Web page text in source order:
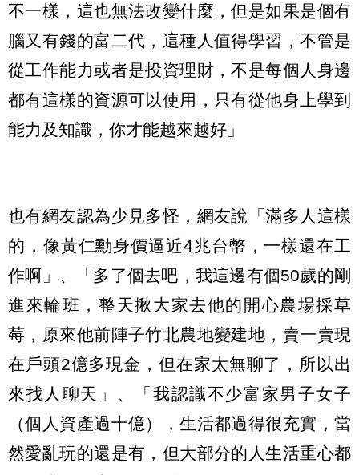
不一樣，這也無法改變什麼，但是如果是個有
腦又有錢的富二代，這種人值得學習，不管是
從工作能力或者是投資理財，不是每個人身邊
都有這樣的資源可以使用，只有從他身上學到
能力及知識，你才能越來越好」
也有網友認為少見多怪，網友說「滿多人這樣
的，像黃仁勳身價逼近4兆台幣，一樣還在工
作啊」、「多了個去吧，我這邊有個50歲的剛
進來輪班，整天揪大家去他的開心農場採草
莓，原來他前陣子竹北農地變建地，賣一賣現
在戶頭2億多現金，但在家太無聊了，所以出
來找人聊天」、「我認識不少富家男子女子
（個人資產過十億），生活都過得很充實，當
然愛亂玩的還是有，但大部分的人生活重心都